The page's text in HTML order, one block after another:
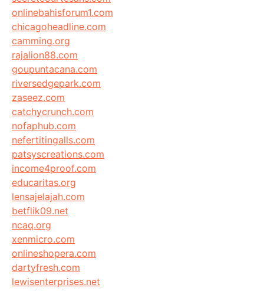
onlinebahisforum1.com
chicagoheadline.com
camming.org
rajalion88.com
goupuntacana.com
riversedgepark.com
zaseez.com
catchycrunch.com
nofaphub.com
nefertitingalls.com
patsyscreations.com
income4proof.com
educaritas.org
lensajelajah.com
betflik09.net
ncaq.org
xenmicro.com
onlineshopera.com
dartyfresh.com
lewisenterprises.net